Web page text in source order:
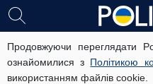
Продовжуючи переглядати
ознайомилися з Політикою
використанням файлів cookie.
Несподівано:
трійці головних